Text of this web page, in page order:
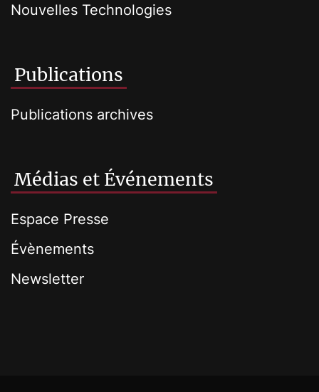
Nouvelles Technologies
Publications
Publications archives
Médias et Événements
Espace Presse
Évènements
Newsletter